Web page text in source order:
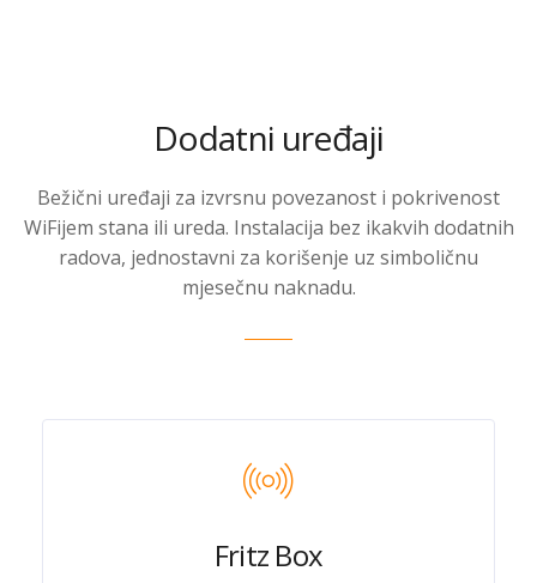
Dodatni uređaji
Bežični uređaji za izvrsnu povezanost i pokrivenost
WiFijem stana ili ureda. Instalacija bez ikakvih dodatnih
radova, jednostavni za korišenje uz simboličnu
mjesečnu naknadu.
Fritz Box